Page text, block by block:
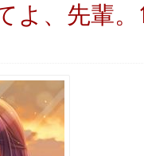
よ、先輩。